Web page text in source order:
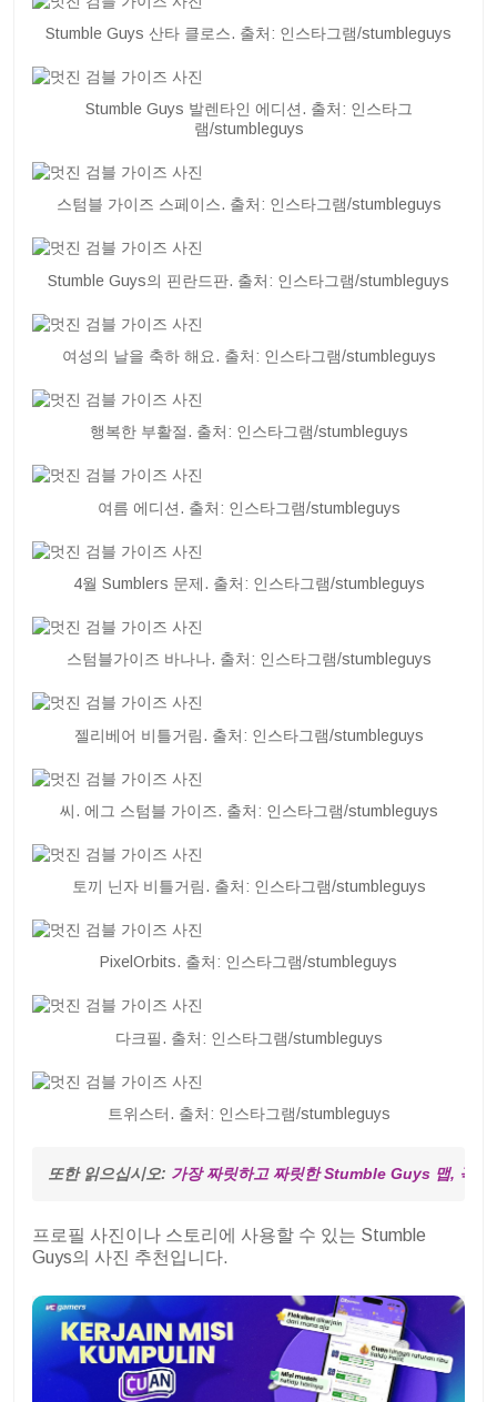
Stumble Guys 산타 클로스. 출처: 인스타그램/stumbleguys
Stumble Guys 발렌타인 에디션. 출처: 인스타그
램/stumbleguys
스텀블 가이즈 스페이스. 출처: 인스타그램/stumbleguys
Stumble Guys의 핀란드판. 출처: 인스타그램/stumbleguys
여성의 날을 축하 해요. 출처: 인스타그램/stumbleguys
행복한 부활절. 출처: 인스타그램/stumbleguys
여름 에디션. 출처: 인스타그램/stumbleguys
4월 Sumblers 문제. 출처: 인스타그램/stumbleguys
스텀블가이즈 바나나. 출처: 인스타그램/stumbleguys
젤리베어 비틀거림. 출처: 인스타그램/stumbleguys
씨. 에그 스텀블 가이즈. 출처: 인스타그램/stumbleguys
토끼 닌자 비틀거림. 출처: 인스타그램/stumbleguys
PixelOrbits. 출처: 인스타그램/stumbleguys
다크필. 출처: 인스타그램/stumbleguys
트위스터. 출처: 인스타그램/stumbleguys
또한 읽으십시오: 가장 짜릿하고 짜릿한 Stumble Guys 맵, 꼭
프로필 사진이나 스토리에 사용할 수 있는 Stumble
Guys의 사진 추천입니다.